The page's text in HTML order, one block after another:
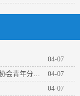
04-07
04-07
04-07